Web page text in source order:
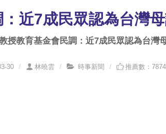
：近7成民眾認為台灣
授教育基金會民調：近7成民眾認為台灣
30 林曉雲 時事新聞 推薦數：